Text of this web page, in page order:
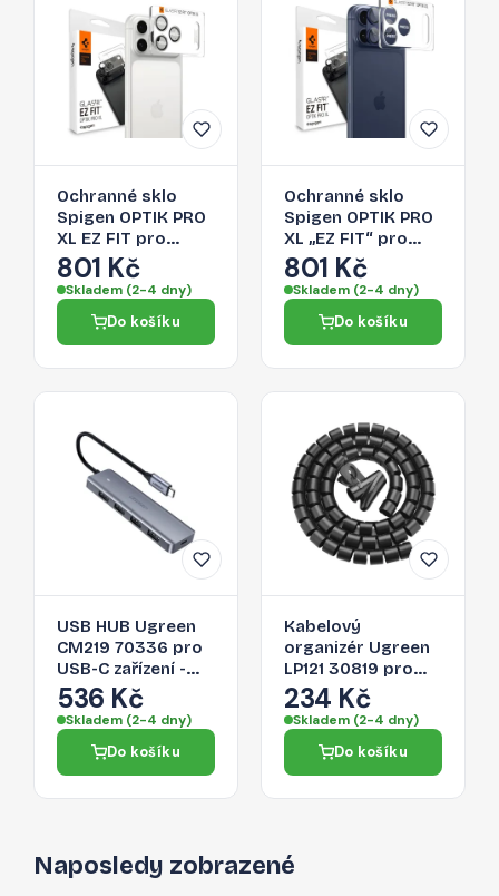
Ochranné sklo
Spigen OPTIK PRO
XL EZ FIT pro
iPhone 17 Pro Max -
stříbrné
801 Kč
Skladem (2-4 dny)
Do košíku
Ochranné sklo
Spigen OPTIK PRO
XL „EZ FIT“ pro
iPhone 17 Pro Max -
navy blue
801 Kč
Skladem (2-4 dny)
Do košíku
USB HUB Ugreen
CM219 70336 pro
USB-C zařízení -
šedá
536 Kč
Skladem (2-4 dny)
Do košíku
Kabelový
organizér Ugreen
LP121 30819 pro
kabely - černá
234 Kč
Skladem (2-4 dny)
Do košíku
Naposledy zobrazené